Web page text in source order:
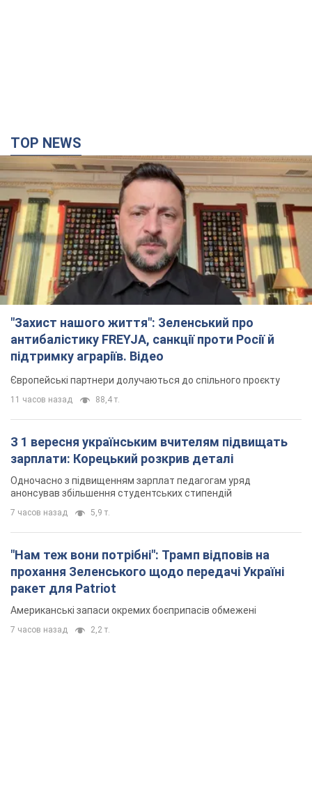
TOP NEWS
"Захист нашого життя": Зеленський про
антибалістику FREYJA, санкції проти Росії й
підтримку аграріїв. Відео
Європейські партнери долучаються до спільного проєкту
11 часов назад 88,4 т.
З 1 вересня українським вчителям підвищать
зарплати: Корецький розкрив деталі
Одночасно з підвищенням зарплат педагогам уряд
анонсував збільшення студентських стипендій
7 часов назад 5,9 т.
"Нам теж вони потрібні": Трамп відповів на
прохання Зеленського щодо передачі Україні
ракет для Patriot
Американські запаси окремих боєприпасів обмежені
7 часов назад 2,2 т.